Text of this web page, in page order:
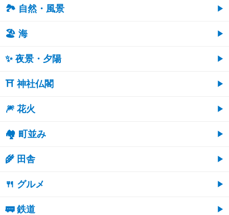
🏞️ 自然・風景
🏖 海
✨ 夜景・夕陽
⛩ 神社仏閣
🎆 花火
🏘 町並み
🌾 田舎
🍴 グルメ
🚃 鉄道